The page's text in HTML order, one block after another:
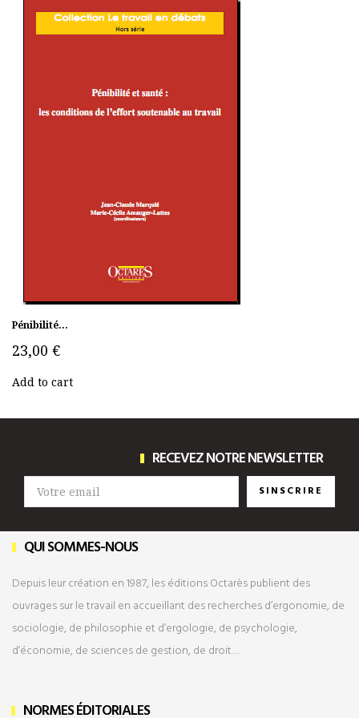
Pénibilité...
23,00 €
Add to cart
RECEVEZ NOTRE NEWSLETTER
SINSCRIRE
QUI SOMMES-NOUS
Depuis leur création en 1987, les éditions Octarès publient des
ouvrages sur le travail en accueillant des recherches d’ergonomie, de
sociologie, de philosophie et d’ergologie, de psychologie,
d’économie, de sciences de gestion, de droit…
NORMES ÉDITORIALES